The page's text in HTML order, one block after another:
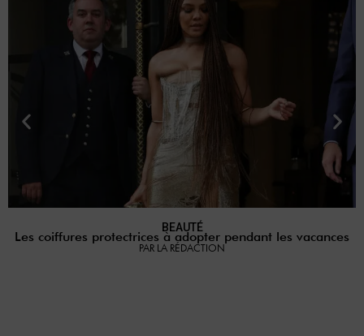
BEAUTÉ
Les coiffures protectrices à adopter pendant les vacances
PAR LA RÉDACTION